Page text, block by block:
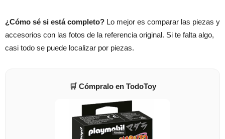
¿Cómo sé si está completo? Lo mejor es comparar las piezas y
accesorios con las fotos de la referencia original. Si te falta algo,
casi todo se puede localizar por piezas.
🛒 Cómpralo en TodoToy